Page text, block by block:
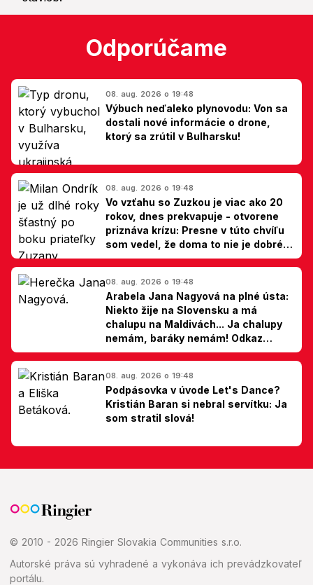
Odporúčame
08. aug. 2026 o 19:48
Výbuch neďaleko plynovodu: Von sa
dostali nové informácie o drone,
ktorý sa zrútil v Bulharsku!
08. aug. 2026 o 19:48
Vo vzťahu so Zuzkou je viac ako 20
rokov, dnes prekvapuje - otvorene
priznáva krízu: Presne v túto chvíľu
som vedel, že doma to nie je dobré,
hovorí Milan Ondrík
08. aug. 2026 o 19:48
Arabela Jana Nagyová na plné ústa:
Niekto žije na Slovensku a má
chalupu na Maldivách... Ja chalupy
nemám, baráky nemám! Odkaz
Slovákom
08. aug. 2026 o 19:48
Podpásovka v úvode Let's Dance?
Kristián Baran si nebral servítku: Ja
som stratil slová!
© 2010 - 2026 Ringier Slovakia Communities s.r.o.
Autorské práva sú vyhradené a vykonáva ich prevádzkovateľ
portálu.